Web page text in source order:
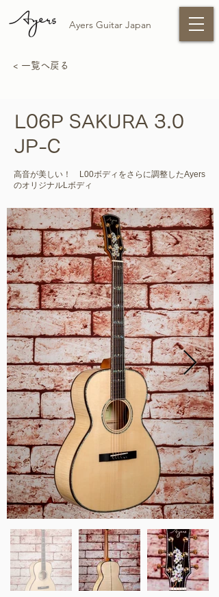
Ayers Guitar Japan
< 一覧へ戻る
L06P SAKURA 3.0
JP-C
高音が美しい！ L00ボディをさらに調整したAyers
のオリジナルLボディ